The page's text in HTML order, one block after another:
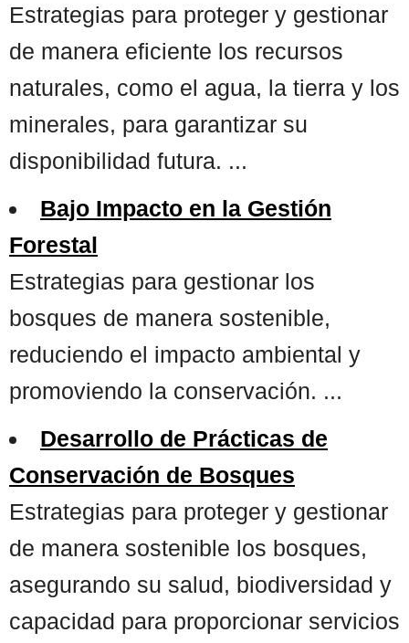
Estrategias para proteger y gestionar
de manera eficiente los recursos
naturales, como el agua, la tierra y los
minerales, para garantizar su
disponibilidad futura. ...
Bajo Impacto en la Gestión
Forestal
Estrategias para gestionar los
bosques de manera sostenible,
reduciendo el impacto ambiental y
promoviendo la conservación. ...
Desarrollo de Prácticas de
Conservación de Bosques
Estrategias para proteger y gestionar
de manera sostenible los bosques,
asegurando su salud, biodiversidad y
capacidad para proporcionar servicios